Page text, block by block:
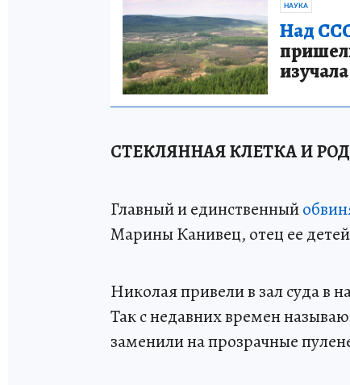
НАУКА
Над
СТЕКЛЯННАЯ КЛЕТКА И
Главный и единственный
Марины Канивец, отец ее
Николая привели в зал суда в
Так с недавних времен
заменили на прозрачные